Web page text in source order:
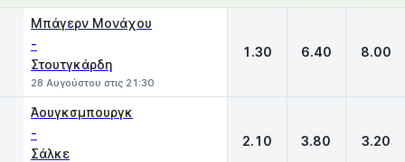
Μπάγερν Μονάχου
-
Στουτγκάρδη
28 Αυγούστου στις 21:30
1.30 6.40 8.00
Άουγκσμπουργκ
-
Σάλκε
2.10 3.80 3.20